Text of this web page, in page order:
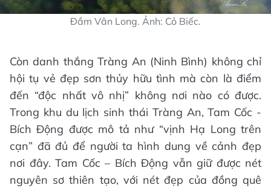
Đầm Vân Long. Ảnh: Cỏ Biếc.
Còn danh thắng Tràng An (Ninh Bình) không chỉ
hội tụ vẻ đẹp sơn thủy hữu tình mà còn là điểm
đến “độc nhất vô nhị” không nơi nào có được.
Trong khu du lịch sinh thái Tràng An, Tam Cốc -
Bích Động được mô tả như “vịnh Hạ Long trên
cạn” đã đủ để người ta hình dung về cảnh đẹp
nơi đây. Tam Cốc – Bích Động vẫn giữ được nét
nguyên sơ thiên tạo, với nét đẹp của đồng quê